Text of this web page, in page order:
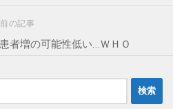
前の記事
者増の可能性低い…ＷＨＯ